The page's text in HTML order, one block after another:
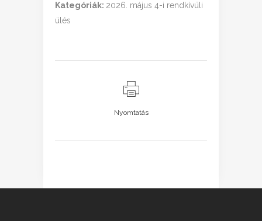
Kategóriák: 2026. május 4-i rendkívüli
ülés
Nyomtatás